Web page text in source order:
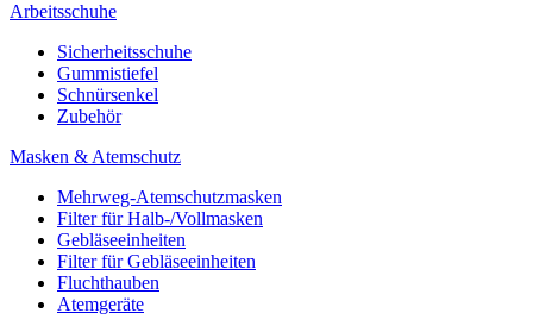
Arbeitsschuhe
Sicherheitsschuhe
Gummistiefel
Schnürsenkel
Zubehör
Masken & Atemschutz
Mehrweg-Atemschutzmasken
Filter für Halb-/Vollmasken
Gebläseeinheiten
Filter für Gebläseeinheiten
Fluchthauben
Atemgeräte